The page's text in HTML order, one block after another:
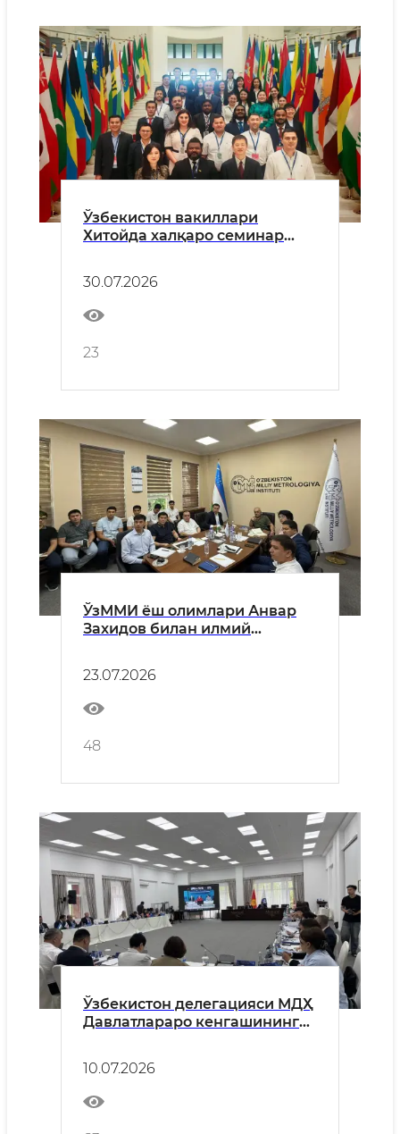
Ўзбекистон вакиллари
Хитойда халқаро семинар
30.07.2026
23
ЎзММИ ёш олимлари Анвар
Захидов билан илмий
23.07.2026
48
Ўзбекистон делегацияси МДҲ
Давлатлараро кенгашининг
10.07.2026